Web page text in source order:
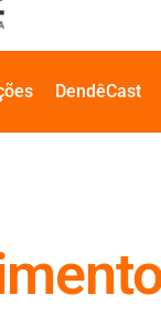
DendêCast